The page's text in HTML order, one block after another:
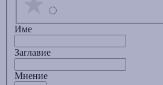
Име
Заглавиe
Мнение